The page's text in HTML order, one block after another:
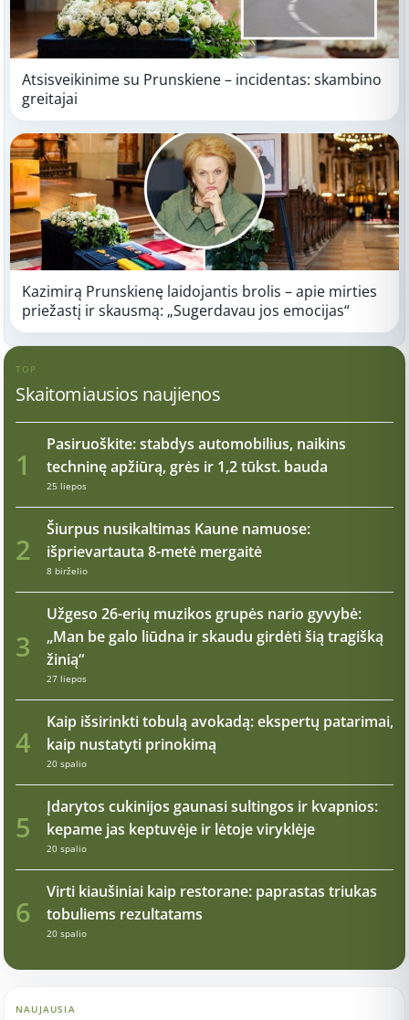
Atsisveikinime su Prunskiene – incidentas: skambino
greitajai
Kazimirą Prunskienę laidojantis brolis – apie mirties
priežastį ir skausmą: „Sugerdavau jos emocijas“
TOP
Skaitomiausios naujienos
1
Pasiruoškite: stabdys automobilius, naikins
techninę apžiūrą, grės ir 1,2 tūkst. bauda
25 liepos
2
Šiurpus nusikaltimas Kaune namuose:
išprievartauta 8-metė mergaitė
8 birželio
3
Užgeso 26-erių muzikos grupės nario gyvybė:
„Man be galo liūdna ir skaudu girdėti šią tragišką
žinią“
27 liepos
4
Kaip išsirinkti tobulą avokadą: ekspertų patarimai,
kaip nustatyti prinokimą
20 spalio
5
Įdarytos cukinijos gaunasi sultingos ir kvapnios:
kepame jas keptuvėje ir lėtoje viryklėje
20 spalio
6
Virti kiaušiniai kaip restorane: paprastas triukas
tobuliems rezultatams
20 spalio
NAUJAUSIA